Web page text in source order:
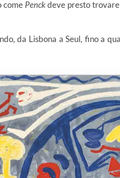
come Penckdeve presto
da Lisbona a Seul, fino a